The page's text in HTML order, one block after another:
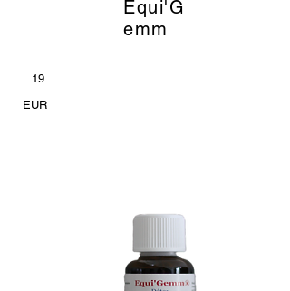
Equi'G
emm
19
EUR